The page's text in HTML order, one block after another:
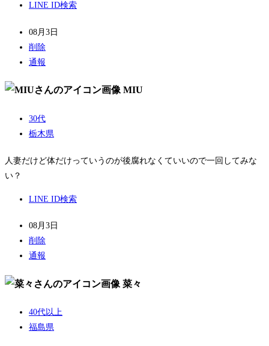
LINE ID検索
08月3日
削除
通報
MIU
30代
栃木県
人妻だけど体だけっていうのが後腐れなくていいので一回してみな
い？
LINE ID検索
08月3日
削除
通報
菜々
40代以上
福島県